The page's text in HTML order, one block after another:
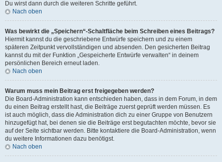
Du wirst dann durch die weiteren Schritte geführt.
Nach oben
Was bewirkt die „Speichern“-Schaltfläche beim Schreiben eines Beitrags?
Hiermit kannst du die geschriebene Entwürfe speichern und zu einem
späteren Zeitpunkt vervollständigen und absenden. Den gesicherten Beitrag
kannst du mit der Funktion „Gespeicherte Entwürfe verwalten“ in deinem
persönlichen Bereich erneut laden.
Nach oben
Warum muss mein Beitrag erst freigegeben werden?
Die Board-Administration kann entschieden haben, dass in dem Forum, in dem
du einen Beitrag erstellt hast, die Beiträge zuerst geprüft werden müssen. Es
ist auch möglich, dass die Administration dich zu einer Gruppe von Benutzern
hinzugefügt hat, bei denen sie die Beiträge erst begutachten möchte, bevor sie
auf der Seite sichtbar werden. Bitte kontaktiere die Board-Administration, wenn
du weitere Informationen dazu benötigst.
Nach oben